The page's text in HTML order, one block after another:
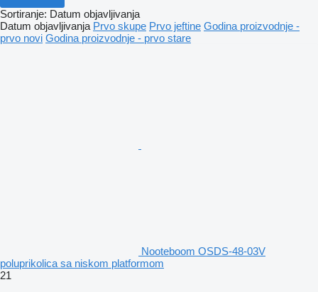
Sortiranje: Datum objavljivanja
Datum objavljivanja Prvo skupe Prvo jeftine Godina proizvodnje -
prvo novi Godina proizvodnje - prvo stare
Nooteboom OSDS-48-03V
poluprikolica sa niskom platformom
21